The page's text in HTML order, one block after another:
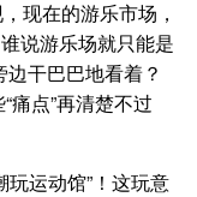
现在的游乐市场，
说游乐场就只能是
干巴巴地看着？
痛点”再清楚不过
运动馆”！这玩意